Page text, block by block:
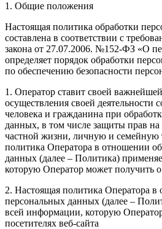
1. Общие положения
Настоящая политика обработки
составлена в соответствии с
закона от 27.07.2006. №152-ФЗ «О
определяет порядок обработки
по обеспечению безопасности
1. Оператор ставит своей
осуществления своей деятельности
человека и гражданина при
данных, в том числе защиты прав на
частной жизни, личную и семейную
политика Оператора в отношении
данных (далее – Политика)
которую Оператор может получить о
2. Настоящая политика Оператора в
персональных данных (далее –
всей информации, которую
посетителях веб-сайта